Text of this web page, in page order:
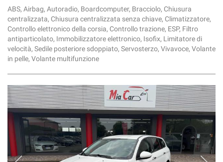
ABS, Airbag, Autoradio, Boardcomputer, Bracciolo, Chiusura
centralizzata, Chiusura centralizzata senza chiave, Climatizzatore,
Controllo elettronico della corsia, Controllo trazione, ESP, Filtro
antiparticolato, Immobilizzatore elettronico, Isofix, Limitatore di
velocità, Sedile posteriore sdoppiato, Servosterzo, Vivavoce, Volante
in pelle, Volante multifunzione